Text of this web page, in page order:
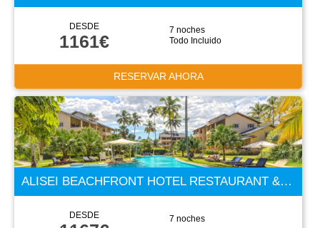
DESDE
1161€
7 noches
Todo Incluido
RESERVAR AHORA
ALISEI BEACHFRONT HOTEL RESTAURANT & SPA 4 ESTRELLAS
DESDE 7 noches